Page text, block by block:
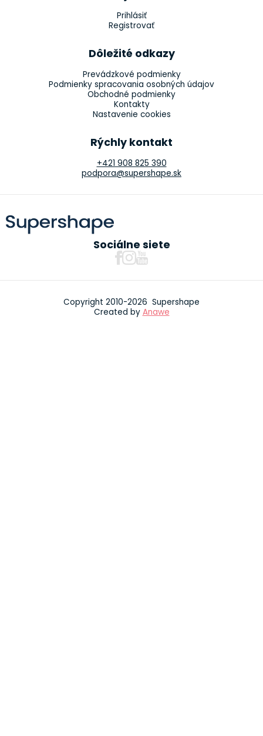
Prihlásiť
Registrovať
Dôležité odkazy
Prevádzkové podmienky
Podmienky spracovania osobných údajov
Obchodné podmienky
Kontakty
Nastavenie cookies
Rýchly kontakt
+421 908 825 390
podpora@supershape.sk
Sociálne siete
Copyright 2010-2026 Supershape
Created by Anawe